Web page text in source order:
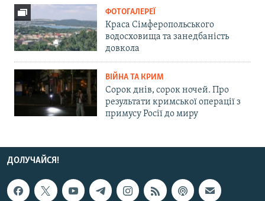
ФОТОГАЛЕРЕЇ
Краса Сімферопольського
водосховища та занедбаність
довкола
ВІЙНА ТА КРИМ
Сорок днів, сорок ночей. Про
результати кримської операції з
примусу Росії до миру
ДОЛУЧАЙСЯ!